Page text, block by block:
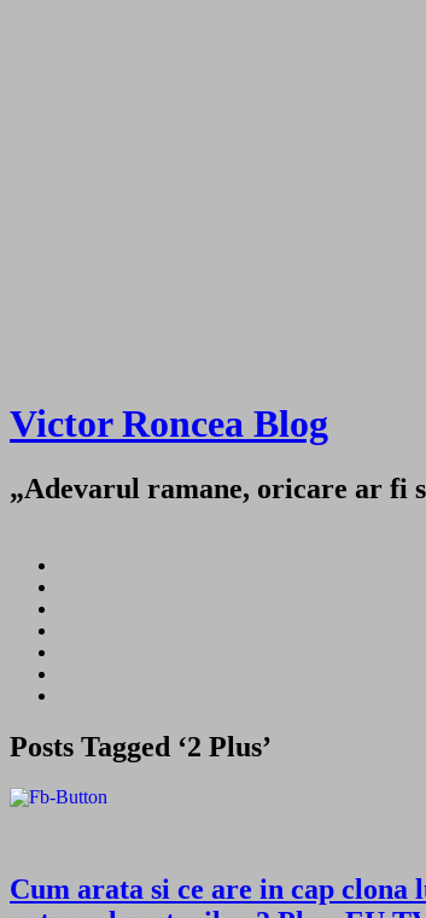
Victor Roncea Blog
„Adevarul ramane, oricare ar fi
Posts Tagged ‘2 Plus’
Cum arata si ce are in cap